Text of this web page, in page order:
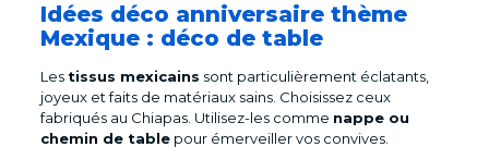
Idées déco anniversaire thème
Mexique : déco de table
Les tissus mexicains sont particulièrement éclatants,
joyeux et faits de matériaux sains. Choisissez ceux
fabriqués au Chiapas. Utilisez-les comme nappe ou
chemin de tablepour émerveiller vos convives.